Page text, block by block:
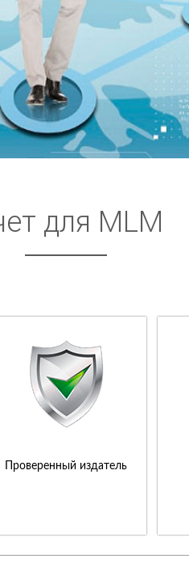
для MLM
Проверенный издатель